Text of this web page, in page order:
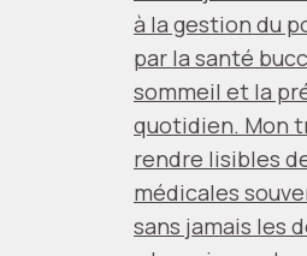
à la gestion du
par la santé
sommeil et la
quotidien. Mon
rendre lisibles
médicales
sans jamais les